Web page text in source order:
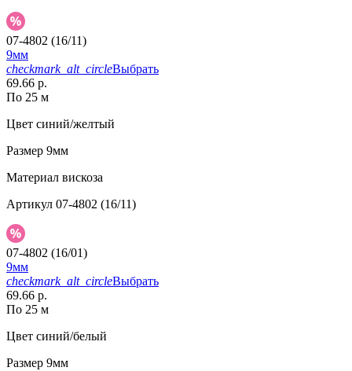
07-4802 (16/11)
9мм
checkmark_alt_circleВыбрать
69.66 р.
По 25 м
Цвет синий/желтый
Размер 9мм
Материал вискоза
Артикул 07-4802 (16/11)
07-4802 (16/01)
9мм
checkmark_alt_circleВыбрать
69.66 р.
По 25 м
Цвет синий/белый
Размер 9мм